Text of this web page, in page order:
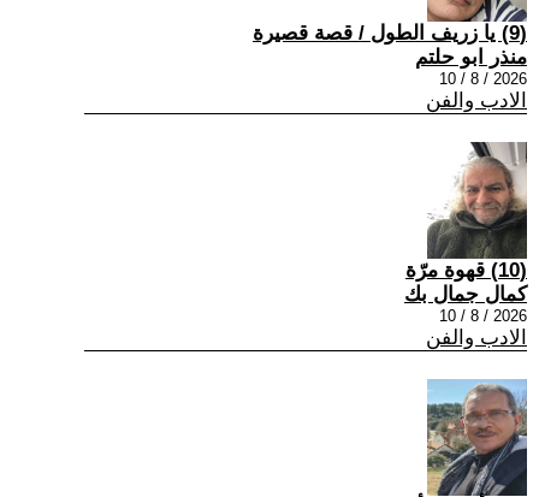
(9) يا زريف الطول / قصة قصيرة
منذر ابو حلتم
2026 / 8 / 10
الادب والفن
(10) قهوة مرّة
كمال جمال بك
2026 / 8 / 10
الادب والفن